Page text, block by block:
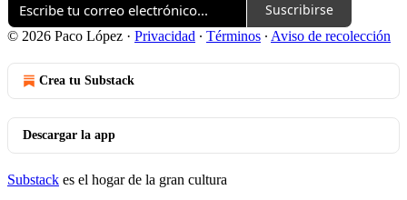
Suscribirse
© 2026 Paco López · Privacidad ∙ Términos ∙ Aviso de recolección
Crea tu Substack
Descargar la app
Substack es el hogar de la gran cultura